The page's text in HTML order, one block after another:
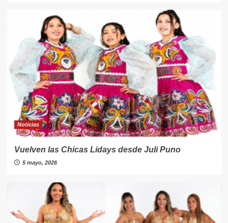
Noticias
Vuelven las Chicas Lidays desde Juli Puno
5 mayo, 2026